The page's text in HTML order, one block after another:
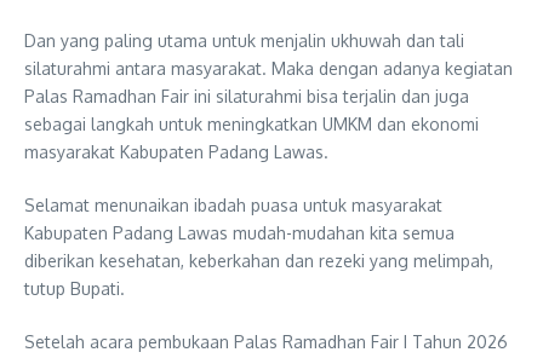
Dan yang paling utama untuk menjalin ukhuwah dan tali
silaturahmi antara masyarakat. Maka dengan adanya kegiatan
Palas Ramadhan Fair ini silaturahmi bisa terjalin dan juga
sebagai langkah untuk meningkatkan UMKM dan ekonomi
masyarakat Kabupaten Padang Lawas.
Selamat menunaikan ibadah puasa untuk masyarakat
Kabupaten Padang Lawas mudah-mudahan kita semua
diberikan kesehatan, keberkahan dan rezeki yang melimpah,
tutup Bupati.
Setelah acara pembukaan Palas Ramadhan Fair I Tahun 2026